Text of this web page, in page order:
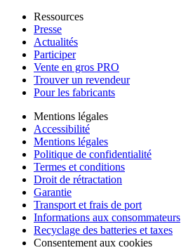
Ressources
Presse
Actualités
Participer
Vente en gros PRO
Trouver un revendeur
Pour les fabricants
Mentions légales
Accessibilité
Mentions légales
Politique de confidentialité
Termes et conditions
Droit de rétractation
Garantie
Transport et frais de port
Informations aux consommateurs
Recyclage des batteries et taxes
Consentement aux cookies